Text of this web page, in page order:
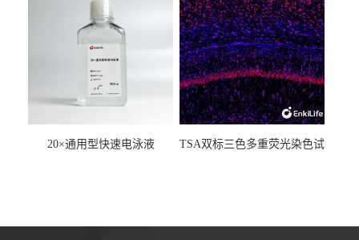
20×通用型快速电泳液
TSA双标三色多重荧光染色试